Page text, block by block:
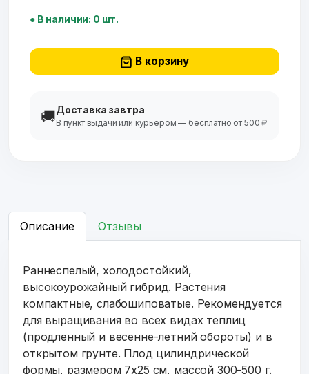
● В наличии: 0 шт.
В корзину
🚚Доставка завтра
В пункт выдачи или курьером — бесплатно от 500 ₽
Описание Отзывы
Раннеспелый, холодостойкий,
высокоурожайный гибрид. Растения
компактные, слабошиповатые. Рекомендуется
для выращивания во всех видах теплиц
(продленный и весенне-летний обороты) и в
открытом грунте. Плод цилиндрической
формы, размером 7x25 см, массой 300-500 г.